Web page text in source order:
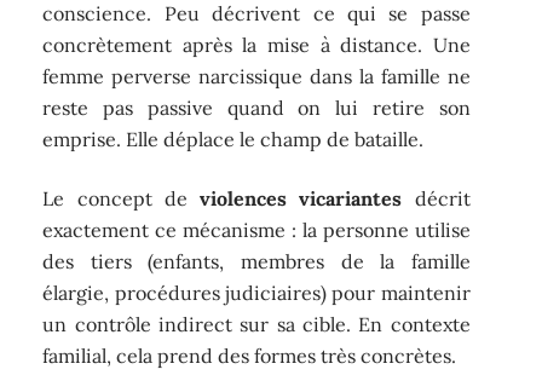
conscience. Peu décrivent ce qui se passe
concrètement après la mise à distance. Une
femme perverse narcissique dans la famille ne
reste pas passive quand on lui retire son
emprise. Elle déplace le champ de bataille.
Le concept deviolences vicariantes décrit
exactement ce mécanisme : la personne utilise
des tiers (enfants, membres de la famille
élargie, procédures judiciaires) pour maintenir
un contrôle indirect sur sa cible. En contexte
familial, cela prend des formes très concrètes.